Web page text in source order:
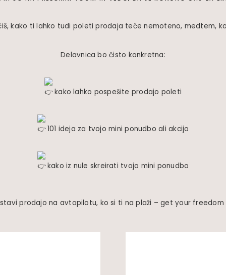
kako ti lahko tudi poleti prodaja teče nemoteno, medtem,
Delavnica bo čisto konkretna:
kako lahko pospešite prodajo poleti
101 ideja za tvojo mini ponudbo ali akcijo
kako iz nule skreirati tvojo mini ponudbo
prodajo na avtopilotu, ko si ti na plaži – get your freedom